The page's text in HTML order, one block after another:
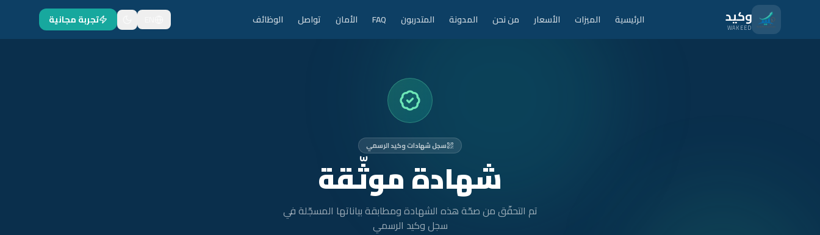
انتقل للمحتوى الرئيسيوكيد
WAKEED الرئيسية الميزات الأسعار من نحن المدونة المتدربون FAQ الأمان تواصل الوظائف تجربة مجانية
سجل شهادات وكيد الرسمي
شهادة موثّقة
تم التحقّق من صحّة هذه الشهادة ومطابقة بياناتها المسجّلة في
سجل وكيد الرسمي